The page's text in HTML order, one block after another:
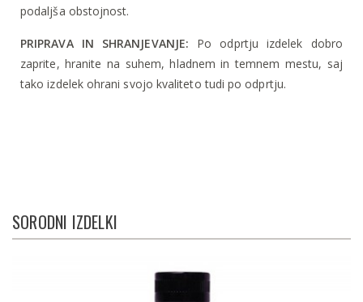
podaljša obstojnost.
PRIPRAVA IN SHRANJEVANJE: Po odprtju izdelek dobro
zaprite, hranite na suhem, hladnem in temnem mestu, saj
tako izdelek ohrani svojo kvaliteto tudi po odprtju.
SORODNI IZDELKI